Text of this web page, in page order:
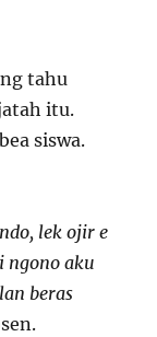
tahu
itu.
siswa.
lek ojir e
ngono aku
beras